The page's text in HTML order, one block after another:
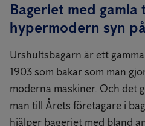
Bageriet med
hypermodern syn
Urshultsbagarn är ett
1903 som bakar som man
moderna maskiner. Och det
man till Årets företagare i
hjälper bageriet med bland